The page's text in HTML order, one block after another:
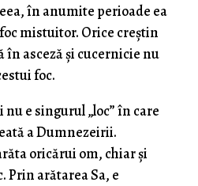
în anumite perioade ea
mistuitor. Orice creştin
în asceză şi cucernicie nu
foc.
e singurul „loc” în care
a Dumnezeirii.
oricărui om, chiar şi
Prin arătarea Sa, e